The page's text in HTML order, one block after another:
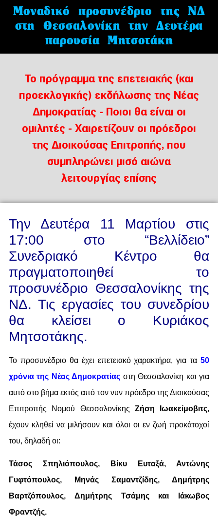
Μοναδικό προσυνέδριο της ΝΔ
στη Θεσσαλονίκη την Δευτέρα
παρουσία Μητσοτάκη
Το πρόγραμμα της επετειακής (και
προεκλογικής) εκδήλωσης της Νέας
Δημοκρατίας - Ποιοι θα είναι οι
ομιλητές - Χαιρετίζουν οι πρόεδροι
της Διοικούσας Επιτροπής, που
συμπληρώνει μισό αιώνα
λειτουργίας επίσης
Την Δευτέρα 11 Μαρτίου στις
17:00 στο “Βελλίδειο”
Συνεδριακό Κέντρο θα
πραγματοποιηθεί το
προσυνέδριο Θεσσαλονίκης της
ΝΔ. Τις εργασίες του συνεδρίου
θα κλείσει ο Κυριάκος
Μητσοτάκης.
Το προσυνέδριο θα έχει επετειακό χαρακτήρα, για τα 50
χρόνια της Νέας Δημοκρατίας στη Θεσσαλονίκη και για
αυτό στο βήμα εκτός από τον νυν πρόεδρο της Διοικούσας
Επιτροπής Νομού Θεσσαλονίκης Ζήση Ιωακείμοβιτς,
έχουν κληθεί να μιλήσουν και όλοι οι εν ζωή προκάτοχοί
του, δηλαδή οι:
Τάσος Σπηλιόπουλος, Βίκυ Ευταξά, Αντώνης
Γυφτόπουλος, Μηνάς Σαμαντζίδης, Δημήτρης
Βαρτζόπουλος, Δημήτρης Τσάμης και Ιάκωβος
Φραντζής.